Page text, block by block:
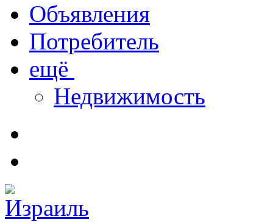
Объявления
Потребитель
ещё
Недвижимость